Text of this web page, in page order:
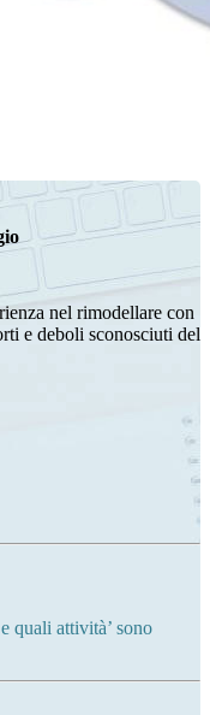
nel rimodellare con
e deboli sconosciuti del
quali attività’ sono